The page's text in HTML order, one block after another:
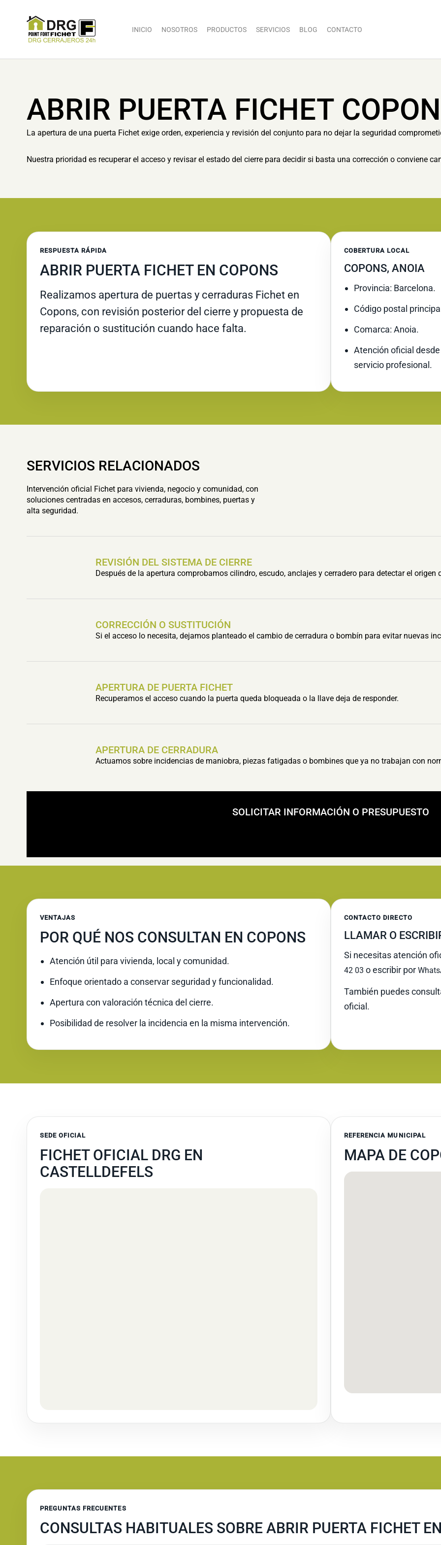
INICIO NOSOTROS PRODUCTOS SERVICIOS BLOG CONTACTO
ABRIR PUERTA FICHET
La apertura de una puerta Fichet exige orden, experiencia y revisión del conjunto para no dejar la seguridad
Nuestra prioridad es recuperar el acceso y revisar el estado del cierre para decidir si basta una corrección o conviene
RESPUESTA RÁPIDA
ABRIR PUERTA FICHET EN COPONS
Realizamos apertura de puertas y cerraduras Fichet en
Copons, con revisión posterior del cierre y propuesta de
reparación o sustitución cuando hace falta.
COBERTURA LOCAL
COPONS, ANOIA
Provincia: Barcelona.
Código postal
Comarca: Anoia.
Atención oficial
servicio profesional.
SERVICIOS RELACIONADOS
Intervención oficial Fichet para vivienda, negocio y comunidad, con
soluciones centradas en accesos, cerraduras, bombines, puertas y
alta seguridad.
REVISIÓN DEL SISTEMA DE CIERRE
Después de la apertura comprobamos cilindro, escudo, anclajes y cerradero para detectar el origen
CORRECCIÓN O SUSTITUCIÓN
Si el acceso lo necesita, dejamos planteado el cambio de cerradura o bombín para evitar nuevas
APERTURA DE PUERTA FICHET
Recuperamos el acceso cuando la puerta queda bloqueada o la llave deja de responder.
APERTURA DE CERRADURA
Actuamos sobre incidencias de maniobra, piezas fatigadas o bombines que ya no trabajan con
SOLICITAR INFORMACIÓN O PRESUPUESTO
VENTAJAS
POR QUÉ NOS CONSULTAN EN COPONS
Atención útil para vivienda, local y comunidad.
Enfoque orientado a conservar seguridad y funcionalidad.
Apertura con valoración técnica del cierre.
Posibilidad de resolver la incidencia en la misma intervención.
CONTACTO DIRECTO
LLAMAR O
Si necesitas atención
42 03 o escribir por
También puedes
oficial.
SEDE OFICIAL
FICHET OFICIAL DRG EN
CASTELLDEFELS
REFERENCIA MUNICIPAL
MAPA DE
PREGUNTAS FRECUENTES
CONSULTAS HABITUALES SOBRE ABRIR PUERTA FICHET